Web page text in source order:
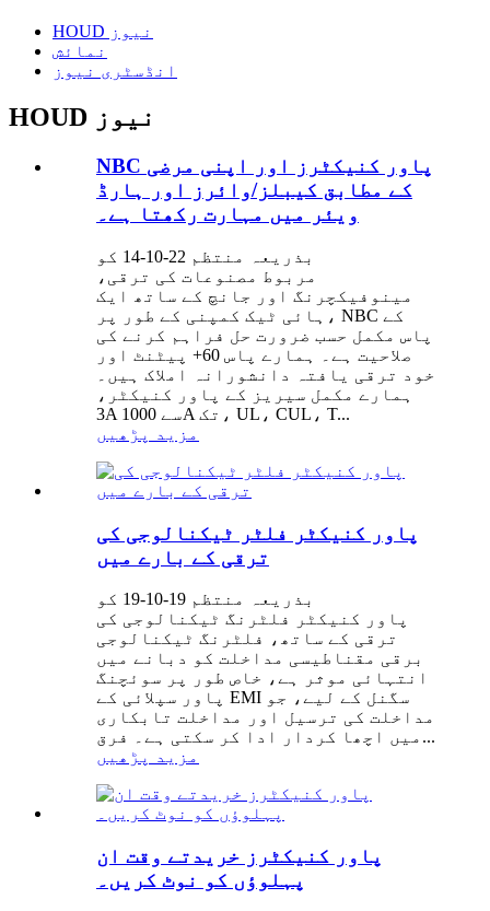
HOUD نیوز
نمائش
انڈسٹری نیوز
HOUD نیوز
NBC پاور کنیکٹرز اور اپنی مرضی
کے مطابق کیبلز/وائرز اور ہارڈ
ویئر میں مہارت رکھتا ہے۔
بذریعہ منتظم 22-10-14 کو
مربوط مصنوعات کی ترقی،
مینوفیکچرنگ اور جانچ کے ساتھ ایک
ہائی ٹیک کمپنی کے طور پر، NBC کے
پاس مکمل حسب ضرورت حل فراہم کرنے کی
صلاحیت ہے۔ ہمارے پاس 60+ پیٹنٹ اور
خود ترقی یافتہ دانشورانہ املاک ہیں۔
ہمارے مکمل سیریز کے پاور کنیکٹر،
3A سے 1000A تک، UL، CUL، T...
مزید پڑھیں
پاور کنیکٹر فلٹر ٹیکنالوجی کی
ترقی کے بارے میں
بذریعہ منتظم 19-10-19 کو
پاور کنیکٹر فلٹرنگ ٹیکنالوجی کی
ترقی کے ساتھ، فلٹرنگ ٹیکنالوجی
برقی مقناطیسی مداخلت کو دبانے میں
انتہائی موثر ہے، خاص طور پر سوئچنگ
پاور سپلائی کے EMI سگنل کے لیے، جو
مداخلت کی ترسیل اور مداخلت تابکاری
میں اچھا کردار ادا کر سکتی ہے۔ فرق...
مزید پڑھیں
پاور کنیکٹرز خریدتے وقت ان
پہلوؤں کو نوٹ کریں۔